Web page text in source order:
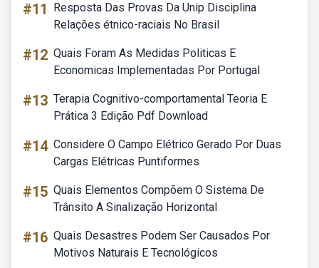
#11
Resposta Das Provas Da Unip Disciplina
Relações étnico-raciais No Brasil
#12 Quais Foram As Medidas Politicas E
Economicas Implementadas Por Portugal
#13 Terapia Cognitivo-comportamental Teoria E
Prática 3 Edição Pdf Download
#14 Considere O Campo Elétrico Gerado Por Duas
Cargas Elétricas Puntiformes
#15 Quais Elementos Compõem O Sistema De
Trânsito A Sinalização Horizontal
#16 Quais Desastres Podem Ser Causados Por
Motivos Naturais E Tecnológicos